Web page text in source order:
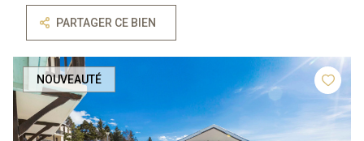
PARTAGER CE BIEN
NOUVEAUTÉ